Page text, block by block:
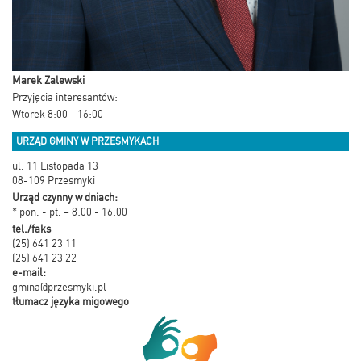
Marek Zalewski
Przyjęcia interesantów:
Wtorek 8:00 - 16:00
URZĄD GMINY W PRZESMYKACH
ul. 11 Listopada 13
08-109 Przesmyki
Urząd czynny w dniach:
* pon. - pt. – 8:00 - 16:00
tel./faks
(25) 641 23 11
(25) 641 23 22
e-mail:
gmina@przesmyki.pl
tłumacz języka migowego